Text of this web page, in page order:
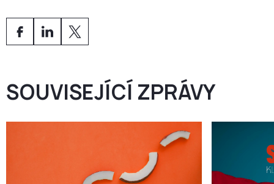
licence nebo odmítnutí bankovních služeb.
SOUVISEJÍCÍ ZPRÁVY